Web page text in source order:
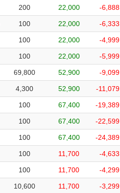
200 22,000 -6,888
100 22,000 -6,333
100 22,000 -4,999
100 22,000 -5,999
69,800 52,900 -9,099
4,300 52,900 -11,079
100 67,400 -19,389
100 67,400 -22,599
100 67,400 -24,389
100 11,700 -4,633
100 11,700 -4,299
10,600 11,700 -3,299